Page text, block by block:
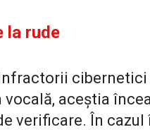
la rude
vocală, aceștia
verificare. În